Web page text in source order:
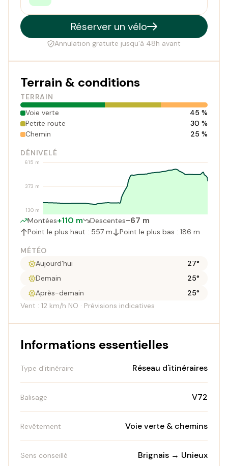
Réserver un vélo
Annulation gratuite jusqu'à 48h avant
Terrain & conditions
TERRAIN
Voie verte
45 %
Petite route
30 %
Chemin
25 %
DÉNIVELÉ
130 m
373 m
615 m
Montées+110 m Descentes-67 m
Point le plus haut : 557 m Point le plus bas : 186 m
MÉTÉO
Aujourd'hui
27°
Demain
25°
Après-demain
25°
Vent : 12 km/h NO · Prévisions indicatives
Informations essentielles
Type d'itinéraire Réseau d'itinéraires
Balisage V72
Revêtement Voie verte & chemins
Sens conseillé Brignais → Unieux